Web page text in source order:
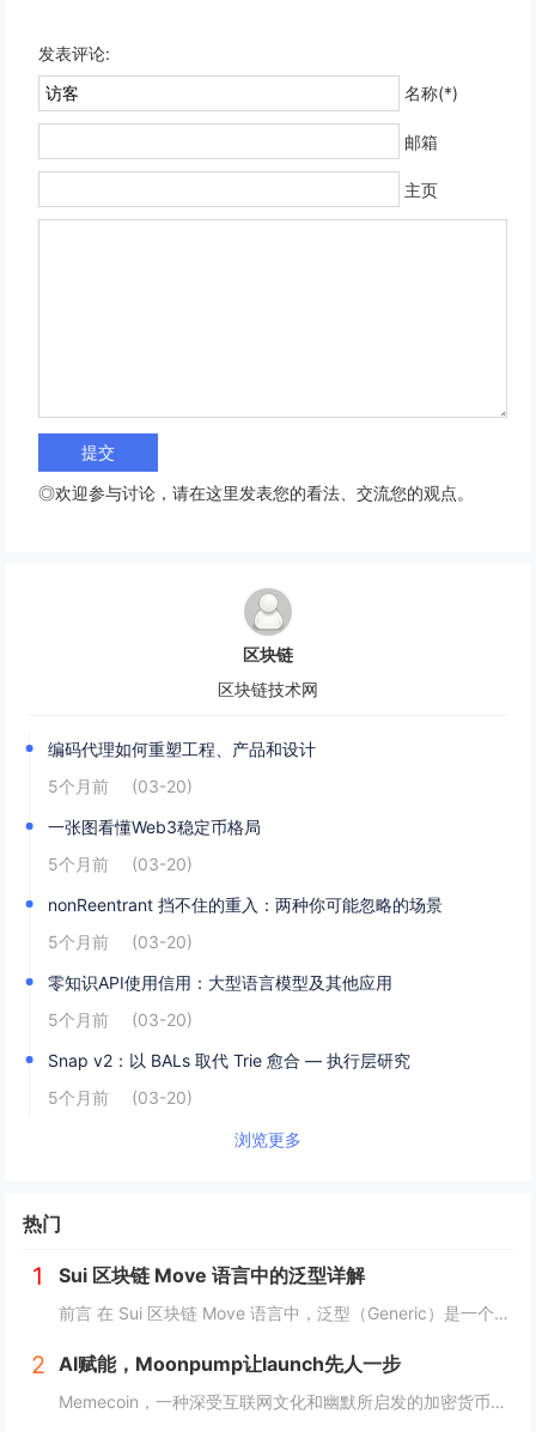
发表评论:
名称(*)
邮箱
主页
◎欢迎参与讨论，请在这里发表您的看法、交流您的观点。
区块链
区块链技术网
编码代理如何重塑工程、产品和设计
5个月前
(03-20)
一张图看懂Web3稳定币格局
5个月前
(03-20)
nonReentrant 挡不住的重入：两种你可能忽略的场景
5个月前
(03-20)
零知识API使用信用：大型语言模型及其他应用
5个月前
(03-20)
Snap v2：以 BALs 取代 Trie 愈合 — 执行层研究
5个月前
(03-20)
浏览更多
热门
1 Sui 区块链 Move 语言中的泛型详解
前言 在 Sui 区块链 Move 语言中，泛型（Generic）是一个强大的工具，它允许开发者在编写代码时进行类型或属性的抽象替代。这种抽象极大地提高了代码的灵活性，减少了重复逻辑，并提升了代码的可扩展性。本文将深入探讨 Move 中的...
2 AI赋能，Moonpump让launch先人一步
Memecoin，一种深受互联网文化和幽默所启发的加密货币，近段时间在加密市场中掀起了"meme热“。 只需在社交网络上稍微浏览，就会发现各种meme（迷因），让整个页面变得活泼有趣。这些迷因通过嘲讽和揶揄的方式，轻松地对一些严肃话题进行调...